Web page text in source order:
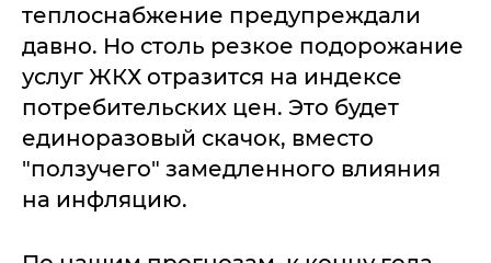
теплоснабжение предупреждали
давно. Но столь резкое подорожание
услуг ЖКХ отразится на индексе
потребительских цен. Это будет
единоразовый скачок, вместо
"ползучего" замедленного влияния
на инфляцию.